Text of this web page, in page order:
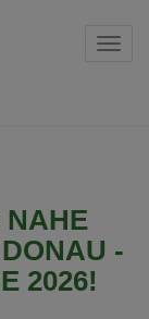
NAHE
-
2026!